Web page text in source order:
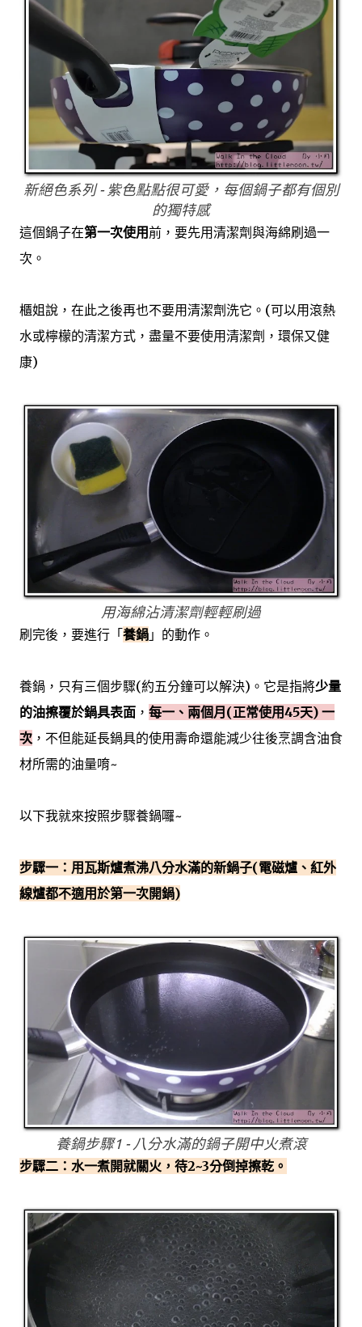
新絕色系列 - 紫色點點很可愛，每個鍋子都有個別
的獨特感
這個鍋子在第一次使用前，要先用清潔劑與海綿刷過一
次。
櫃姐說，在此之後再也不要用清潔劑洗它。(可以用滾熱
水或檸檬的清潔方式，盡量不要使用清潔劑，環保又健
康)
用海綿沾清潔劑輕輕刷過
刷完後，要進行「養鍋 」的動作。
養鍋，只有三個步驟(約五分鐘可以解決)。它是指將少量
的油擦覆於鍋具表面 ， 每一、兩個月(正常使用45天) 一
次 ，不但能延長鍋具的使用壽命還能減少往後烹調含油食
材所需的油量唷~
以下我就來按照步驟養鍋囉~
步驟一：用瓦斯爐煮沸八分水滿的新鍋子(電磁爐、紅外
線爐都不適用於第一次開鍋)
養鍋步驟1 - 八分水滿的鍋子開中火煮滾
步驟二：水一煮開就關火，待2~3分倒掉擦乾。